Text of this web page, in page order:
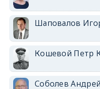
Шаповалов
Кошевой Петр
Соболев